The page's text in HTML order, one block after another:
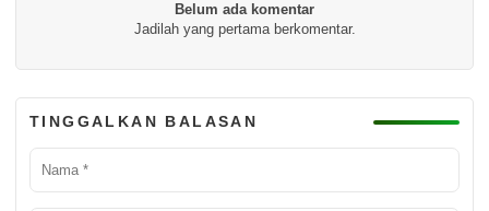
Belum ada komentar
Jadilah yang pertama berkomentar.
TINGGALKAN BALASAN